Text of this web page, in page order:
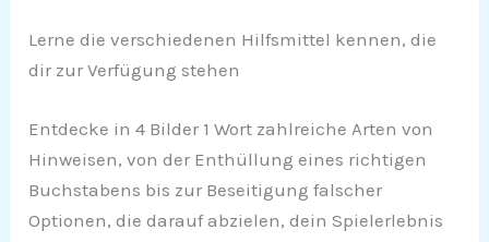
Lerne die verschiedenen Hilfsmittel kennen, die
dir zur Verfügung stehen
Entdecke in 4 Bilder 1 Wort zahlreiche Arten von
Hinweisen, von der Enthüllung eines richtigen
Buchstabens bis zur Beseitigung falscher
Optionen, die darauf abzielen, dein Spielerlebnis